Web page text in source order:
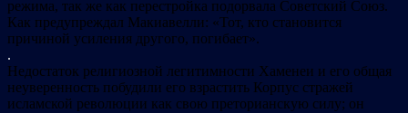
режима, так же как перестройка подорвала Советский Союз.
Как предупреждал Макиавелли: «Тот, кто становится
причиной усиления другого, погибает».
.
Недостаток религиозной легитимности Хаменеи и его общая
неуверенность побудили его взрастить Корпус стражей
исламской революции как свою преторианскую силу; он